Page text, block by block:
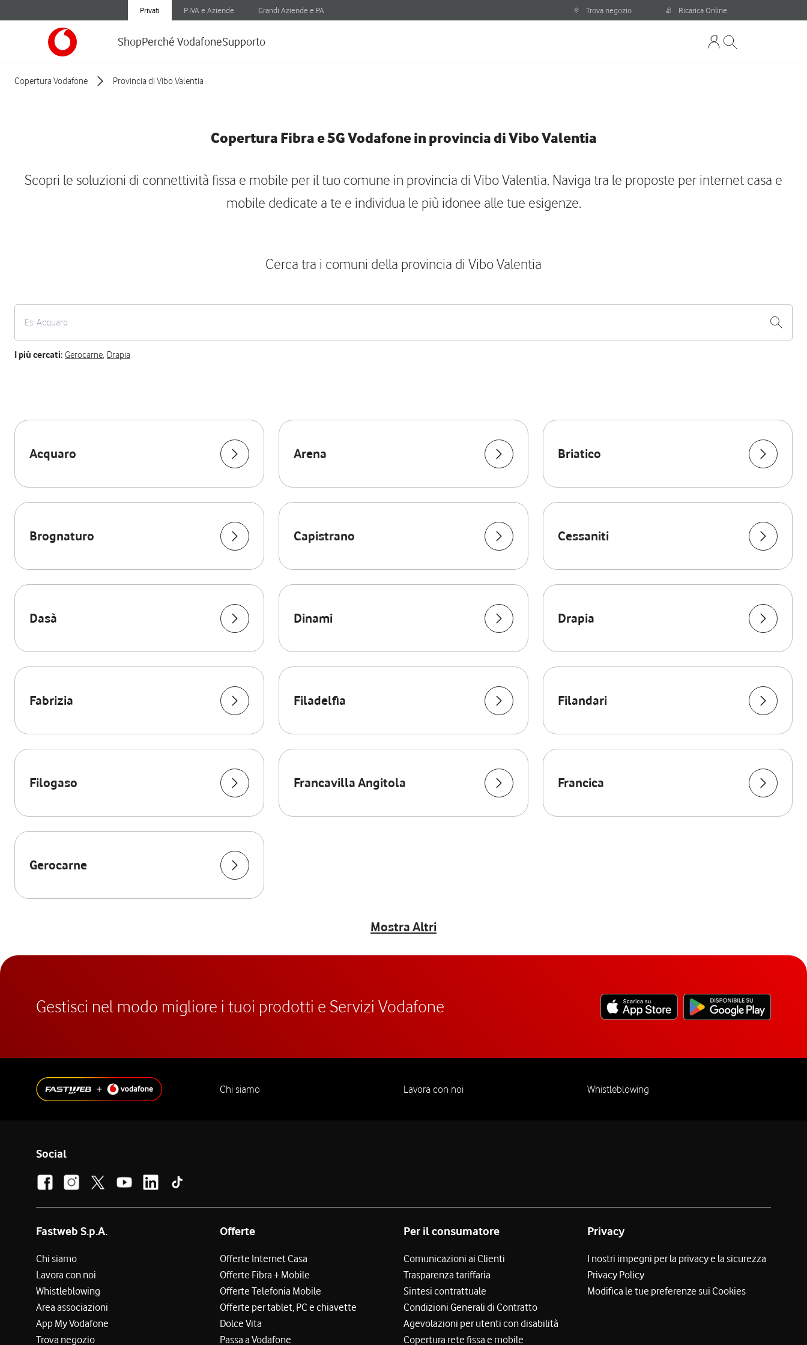
Privati P.IVA e Aziende Grandi Aziende e PA Trova negozio Ricarica Online
ShopPerché VodafoneSupporto
Copertura Vodafone Provincia di Vibo Valentia
Copertura Fibra e 5G Vodafone in provincia di Vibo Valentia
Scopri le soluzioni di connettività fissa e mobile per il tuo comune in provincia di Vibo Valentia. Naviga tra le proposte per internet casa e
mobile dedicate a te e individua le più idonee alle tue esigenze.
Cerca tra i comuni della provincia di Vibo Valentia
I più cercati: Gerocarne, Drapia
Acquaro Arena Briatico
Brognaturo Capistrano Cessaniti
Dasà Dinami Drapia
Fabrizia Filadelfia Filandari
Filogaso Francavilla Angitola Francica
Gerocarne
Mostra Altri
Gestisci nel modo migliore i tuoi prodotti e Servizi Vodafone
Chi siamo Lavora con noi Whistleblowing
Social
Fastweb S.p.A.
Chi siamo
Lavora con noi
Whistleblowing
Area associazioni
App My Vodafone
Trova negozio
Offerte
Offerte Internet Casa
Offerte Fibra + Mobile
Offerte Telefonia Mobile
Offerte per tablet, PC e chiavette
Dolce Vita
Passa a Vodafone
Per il consumatore
Comunicazioni ai Clienti
Trasparenza tariffaria
Sintesi contrattuale
Condizioni Generali di Contratto
Agevolazioni per utenti con disabilità
Copertura rete fissa e mobile
Privacy
I nostri impegni per la privacy e la sicurezza
Privacy Policy
Modifica le tue preferenze sui Cookies